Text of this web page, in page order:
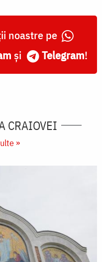
noastre pe
și Telegram!
CRAIOVEI
»